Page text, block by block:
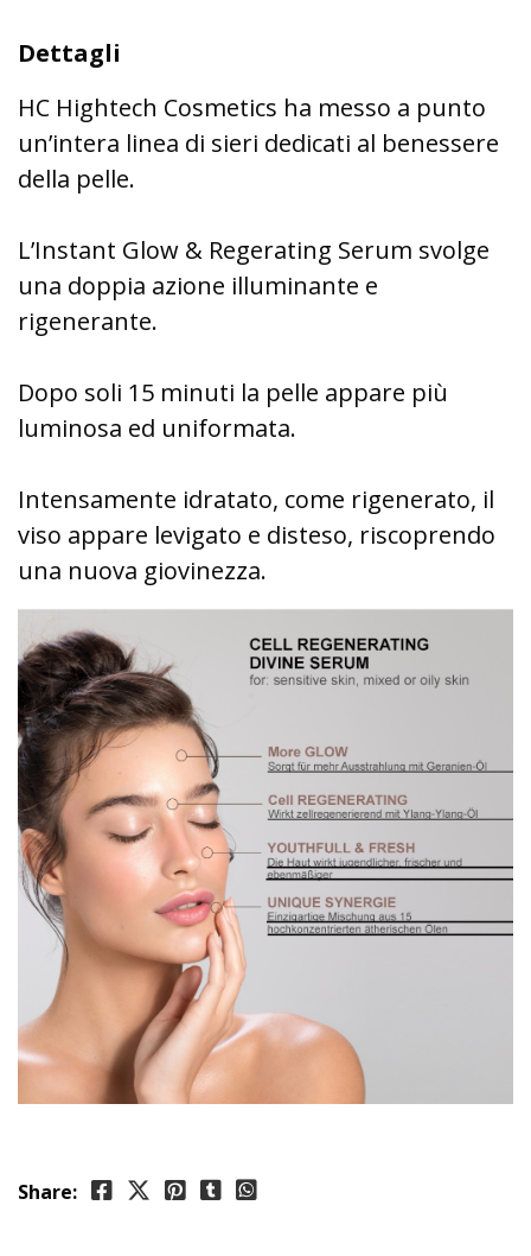
Dettagli
HC Hightech Cosmetics ha messo a punto
un’intera linea di sieri dedicati al benessere
della pelle.
L’Instant Glow & Regerating Serum svolge
una doppia azione illuminante e
rigenerante.
Dopo soli 15 minuti la pelle appare più
luminosa ed uniformata.
Intensamente idratato, come rigenerato, il
viso appare levigato e disteso, riscoprendo
una nuova giovinezza.
Share: